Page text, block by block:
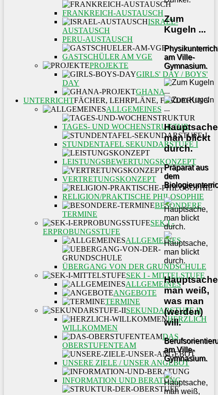
Zum
Kugeln ...
am Ville-
Gymnasium.
man blickt
durch.
Präparat aus
dem
man weiß,
was man
(werden)
will.
am Ville-
Gymnasium.
FRANKREICH-AUSTAUSCH
ISRAEL-
AUSTAUSCH
PERU-AUSTAUSCH
GASTSCHÜLER AM VGE
PROJEKTE
GIRLS' DAY / BOYS'
DAY
GHANA
UNTERRICHTFÄCHER, LEHRPLÄNE, FÖRDERUNG
ALLGEMEINES
TAGES- UND WOCHENSTRUKTUR
STUNDENTAFEL SEKUNDARSTUFE I
LEISTUNGSBEWERTUNGSKONZEPT
VERTRETUNGSKONZEPT
RELIGION/PRAKTISCHE PHILOSOPHIE
BESONDERE
TERMINE
SEK I -
ERPROBUNGSSTUFE
ALLGEMEINES
ÜBERGANG VON DER GRUNDSCHULE
SEK I - MITTELSTUFE
ALLGEMEINES
ANGEBOTE
TERMINE
SEKUNDARSTUFE II
HERZLICH
WILLKOMMEN
DAS
OBERSTUFENTEAM
UNSERE ZIELE / UNSER ANGEBOT
INFORMATION UND BERATUNG